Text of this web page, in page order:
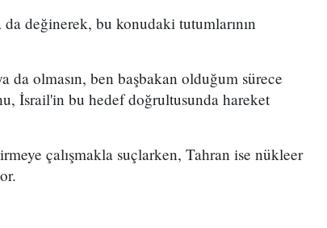
değinerek, bu konudaki tutumlarının
olmasın, ben başbakan olduğum sürece
İsrail'in bu hedef doğrultusunda hareket
çalışmakla suçlarken, Tahran ise nükleer